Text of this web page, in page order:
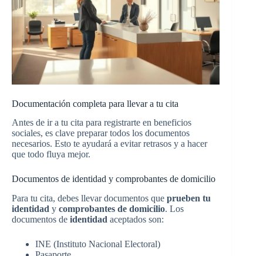
Documentación completa para llevar a tu cita
Antes de ir a tu cita para registrarte en beneficios
sociales, es clave preparar todos los documentos
necesarios. Esto te ayudará a evitar retrasos y a hacer
que todo fluya mejor.
Documentos de identidad y comprobantes de domicilio
Para tu cita, debes llevar documentos que prueben tu
identidad y comprobantes de domicilio. Los
documentos de identidad aceptados son:
INE (Instituto Nacional Electoral)